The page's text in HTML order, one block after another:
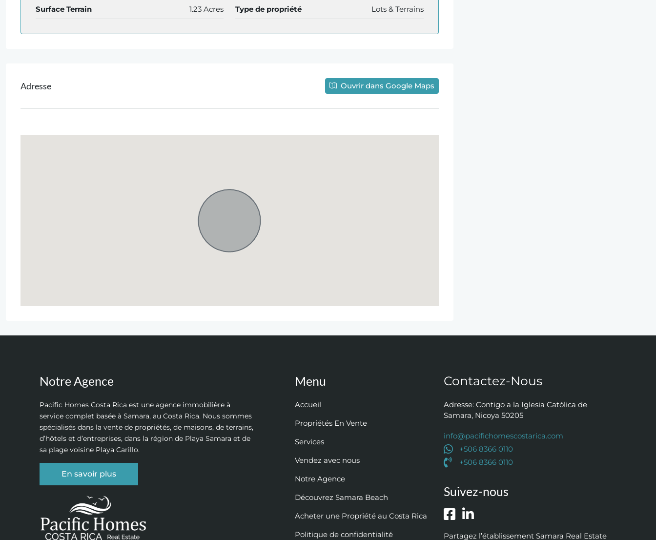
Surface Terrain 1.23 Acres Type de propriété Lots & Terrains
Adresse Ouvrir dans Google Maps
Notre Agence
Pacific Homes Costa Rica est une agence immobilière à
service complet basée à Samara, au Costa Rica. Nous sommes
spécialisés dans la vente de propriétés, de maisons, de terrains,
d’hôtels et d’entreprises, dans la région de Playa Samara et de
sa plage voisine Playa Carillo.
En savoir plus
Menu
Accueil
Propriétés En Vente
Services
Vendez avec nous
Notre Agence
Découvrez Samara Beach
Acheter une Propriété au Costa Rica
Politique de confidentialité
Contactez-Nous
Adresse: Contigo a la Iglesia Católica de
Samara, Nicoya 50205
info@pacifichomescostarica.com
+506 8366 0110
+506 8366 0110
Suivez-nous
Partagez l’établissement Samara Real Estate